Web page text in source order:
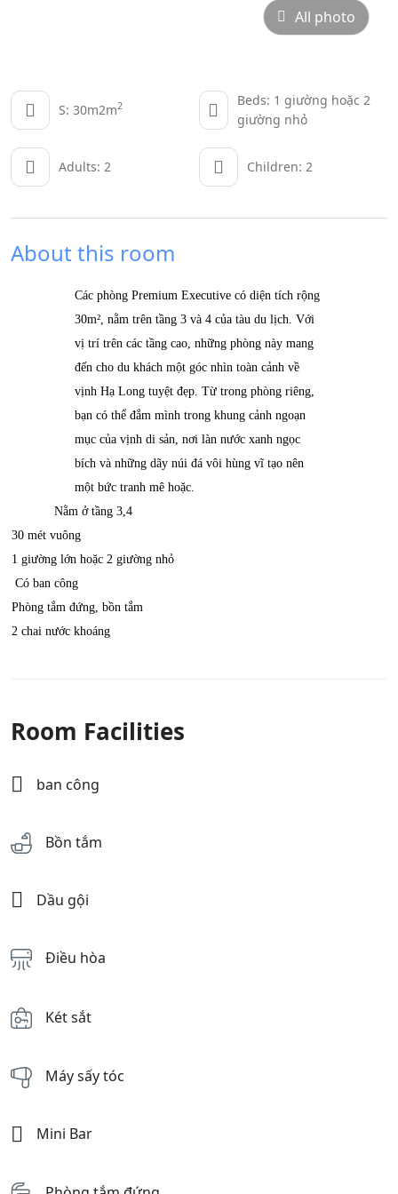
All photo
S: 30m2m2
Beds: 1 giường hoặc 2
giường nhỏ
Adults: 2 Children: 2
About this room
Các phòng Premium Executive có diện tích rộng
30m², nằm trên tầng 3 và 4 của tàu du lịch. Với
vị trí trên các tầng cao, những phòng này mang
đến cho du khách một góc nhìn toàn cảnh về
vịnh Hạ Long tuyệt đẹp. Từ trong phòng riêng,
bạn có thể đắm mình trong khung cảnh ngoạn
mục của vịnh di sản, nơi làn nước xanh ngọc
bích và những dãy núi đá vôi hùng vĩ tạo nên
một bức tranh mê hoặc.
Nằm ở tầng 3,4
30 mét vuông
1 giường lớn hoặc 2 giường nhỏ
Có ban công
Phòng tắm đứng, bồn tắm
2 chai nước khoáng
Room Facilities
ban công
Bồn tắm
Dầu gội
Điều hòa
Két sắt
Máy sấy tóc
Mini Bar